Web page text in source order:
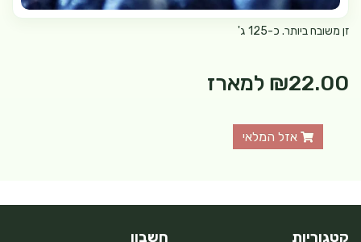
זן משובח ביותר. כ-125 ג'
₪22.00 למארז
אזל המלאי
קטגוריות חשבון